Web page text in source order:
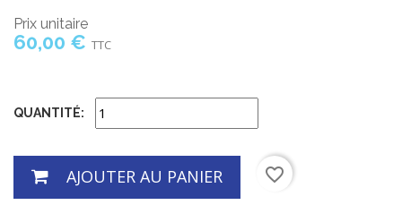
Prix unitaire
60,00 € TTC
QUANTITÉ:
AJOUTER AU PANIER favorite_border